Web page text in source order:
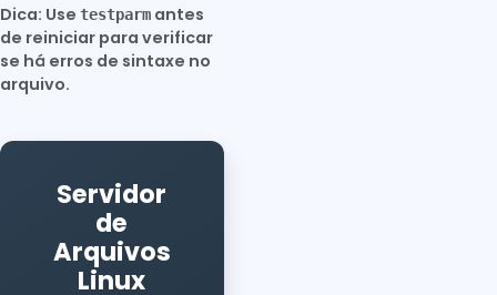
Dica: Use testparm antes
de reiniciar para verificar
se há erros de sintaxe no
arquivo.
Servidor
de
Arquivos
Linux